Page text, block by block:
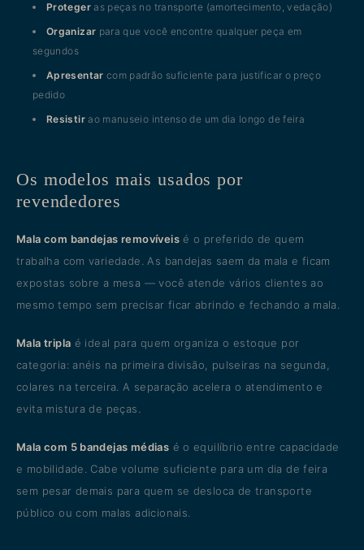
Protegeras peças no transporte (amortecimento, vedação)
Organizar para que você encontre qualquer peça em
segundos
Apresentar com padrão suficiente para justificar o preço
pedido
Resistirao manuseio intenso de um dia longo de feira
Os modelos mais usados por
revendedores
Mala com bandejas removíveisé o preferido de quem
trabalha com variedade. As bandejas saem da mala e ficam
expostas sobre a mesa — você atende vários clientes ao
mesmo tempo sem precisar ficar abrindo e fechando a mala.
Mala tripla é ideal para quem organiza o estoque por
categoria: anéis na primeira divisão, pulseiras na segunda,
colares na terceira. A separação acelera o atendimento e
evita mistura de peças.
Mala com 5 bandejas médias é o equilíbrio entre capacidade
e mobilidade. Cabe volume suficiente para um dia de feira
sem pesar demais para quem se desloca de transporte
público ou com malas adicionais.